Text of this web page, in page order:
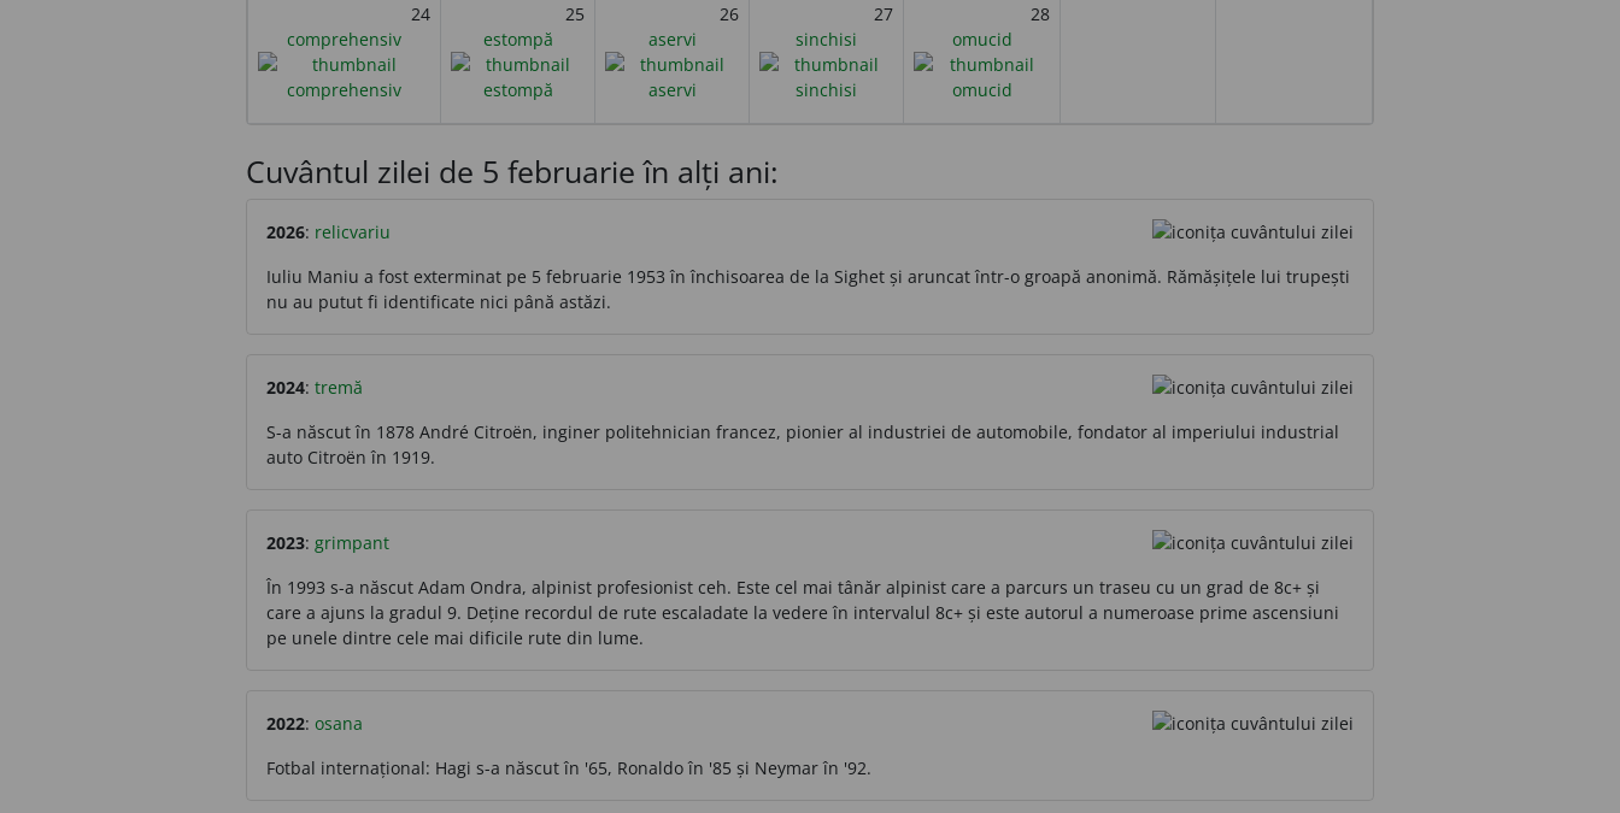
24
comprehensiv
25
estompă
26
aservi
27
sinchisi
28
omucid
Cuvântul zilei de 5 februarie în alți ani:
2026: relicvariu
Iuliu Maniu a fost exterminat pe 5 februarie 1953 în închisoarea de la Sighet și aruncat într-o groapă anonimă. Rămășițele lui trupești
nu au putut fi identificate nici până astăzi.
2024: tremă
S-a născut în 1878 André Citroën, inginer politehnician francez, pionier al industriei de automobile, fondator al imperiului industrial
auto Citroën în 1919.
2023: grimpant
În 1993 s-a născut Adam Ondra, alpinist profesionist ceh. Este cel mai tânăr alpinist care a parcurs un traseu cu un grad de 8c+ și
care a ajuns la gradul 9. Deține recordul de rute escaladate la vedere în intervalul 8c+ și este autorul a numeroase prime ascensiuni
pe unele dintre cele mai dificile rute din lume.
2022: osana
Fotbal internațional: Hagi s-a născut în '65, Ronaldo în '85 și Neymar în '92.